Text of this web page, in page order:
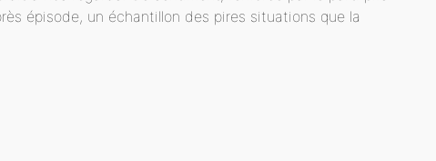
épisode, un échantillon des pires situations que la